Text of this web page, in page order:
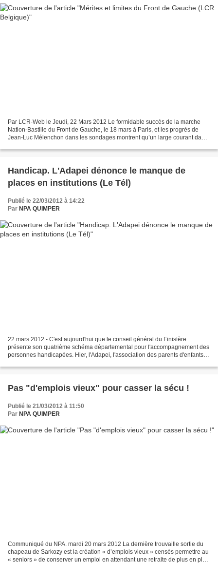
Par LCR-Web le Jeudi, 22 Mars 2012 Le formidable succès de la marche
Nation-Bastille du Front de Gauche, le 18 mars à Paris, et les progrès de
Jean-Luc Mélenchon dans les sondages montrent qu’un large courant dans
Handicap. L'Adapei dénonce le manque de
places en institutions (Le Tél)
Publié le 22/03/2012 à 14:22
Par NPA QUIMPER
22 mars 2012 - C'est aujourd'hui que le conseil général du Finistère
présente son quatrième schéma départemental pour l'accompagnement des
personnes handicapées. Hier, l'Adapei, l'association des parents d'enfants
Pas "d'emplois vieux" pour casser la sécu !
Publié le 21/03/2012 à 11:50
Par NPA QUIMPER
Communiqué du NPA. mardi 20 mars 2012 La dernière trouvaille sortie du
chapeau de Sarkozy est la création « d’emplois vieux » censés permettre au
« seniors » de conserver un emploi en attendant une retraite de plus en plus